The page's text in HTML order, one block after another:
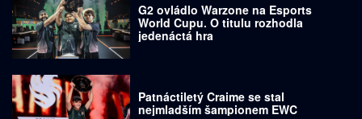
G2 ovládlo Warzone na Esports
World Cupu. O titulu rozhodla
jedenáctá hra
Patnáctiletý Craime se stal
nejmladším šampionem EWC